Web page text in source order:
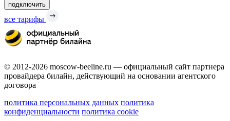
подключить
все тарифы
© 2012-2026 moscow-beeline.ru — официальный сайт партнера
провайдера билайн, действующий на основании агентского
договора
политика персональных данных политика
конфиденциальности политика cookie